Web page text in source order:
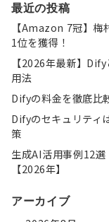
最近の投稿
【Amazon 7冠】梅
1位を獲得！
【2026年最新】
用法
Difyの料金を徹底比
Difyのセキュリティ
策
生成AI活用事例12
【2026年】
アーカイブ